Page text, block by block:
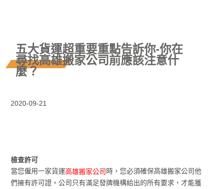
五大貨運超重要重點告訴你-你在
尋找高雄搬家公司前應該注意什
麼？
2020-09-21
檢查許可
當您僱用一家貨運高雄搬家公司時，您必須確保高雄搬家公司他
們擁有許可證。公司只有滿足發牌機構給出的所有要求，才能獲